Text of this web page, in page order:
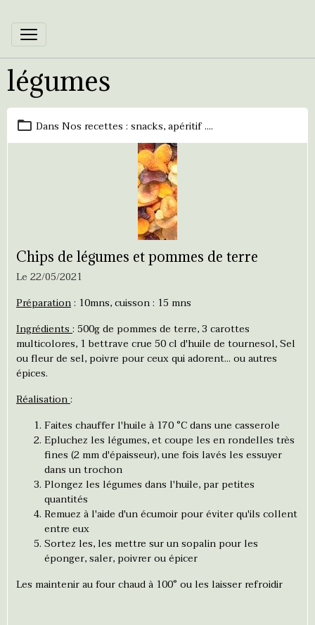
légumes
Dans Nos recettes : snacks, apéritif ....
Chips de légumes et pommes de terre
Le 22/05/2021
Préparation: 10mns, cuisson : 15 mns
Ingrédients: 500g de pommes de terre, 3 carottes
multicolores, 1 bettrave crue 50 cl d'huile de tournesol, Sel
ou fleur de sel, poivre pour ceux qui adorent... ou autres
épices.
Réalisation:
Faites chauffer l'huile à 170 °C dans une casserole
Epluchez les légumes, et coupe les en rondelles très
fines (2 mm d'épaisseur), une fois lavés les essuyer
dans un trochon
Plongez les légumes dans l'huile, par petites
quantités
Remuez à l'aide d'un écumoir pour éviter qu'ils collent
entre eux
Sortez les, les mettre sur un sopalin pour les
éponger, saler, poivrer ou épicer
Les maintenir au four chaud à 100° ou les laisser refroidir